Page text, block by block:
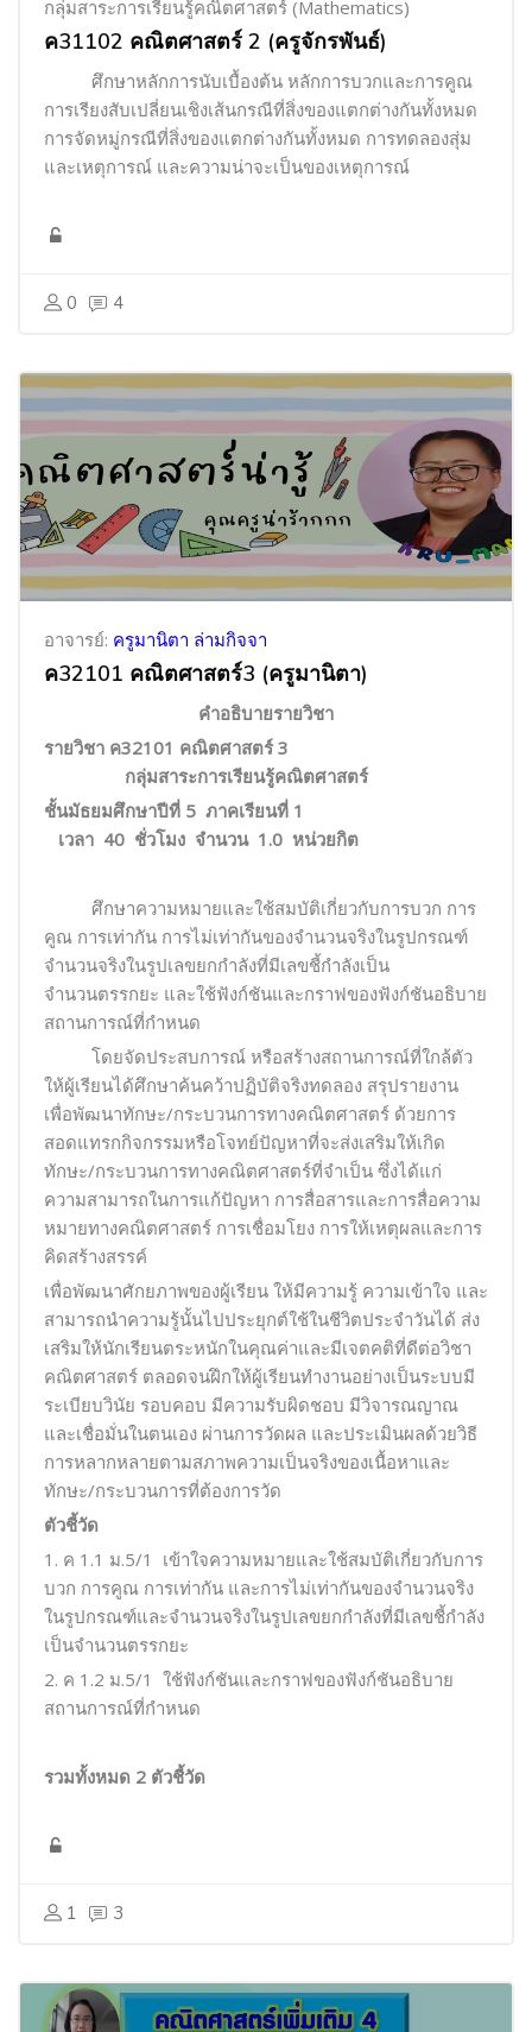
กลุ่มสาระการเรียนรู้คณิตศาสตร์ (Mathematics)
ค31102 คณิตศาสตร์ 2 (ครูจักรพันธ์)
ศึกษาหลักการนับเบื้องต้น หลักการบวกและการคูณ
การเรียงสับเปลี่ยนเชิงเส้นกรณีที่สิ่งของแตกต่างกันทั้งหมด
การจัดหมู่กรณีที่สิ่งของแตกต่างกันทั้งหมด การทดลองสุ่ม
และเหตุการณ์ และความน่าจะเป็นของเหตุการณ์
0 4
อาจารย์: ครูมานิตา ล่ามกิจจา
ค32101 คณิตศาสตร์3 (ครูมานิตา)
คำอธิบายรายวิชา
รายวิชา ค32101 คณิตศาสตร์3
กลุ่มสาระการเรียนรู้คณิตศาสตร์
ชั้นมัธยมศึกษาปีที่ 5 ภาคเรียนที่ 1
เวลา 40 ชั่วโมง จำนวน 1.0 หน่วยกิต
ศึกษาความหมายและใช้สมบัติเกี่ยวกับการบวก การ
คูณ การเท่ากัน การไม่เท่ากันของจำนวนจริงในรูปกรณฑ์
จำนวนจริงในรูปเลขยกกำลังที่มีเลขชี้กำลังเป็น
จำนวนตรรกยะ และใช้ฟังก์ชันและกราฟของฟังก์ชันอธิบาย
สถานการณ์ที่กำหนด
โดยจัดประสบการณ์ หรือสร้างสถานการณ์ที่ใกล้ตัว
ให้ผู้เรียนได้ศึกษาค้นคว้าปฏิบัติจริงทดลอง สรุปรายงาน
เพื่อพัฒนาทักษะ/กระบวนการทางคณิตศาสตร์ ด้วยการ
สอดแทรกกิจกรรมหรือโจทย์ปัญหาที่จะส่งเสริมให้เกิด
ทักษะ/กระบวนการทางคณิตศาสตร์ที่จำเป็น ซึ่งได้แก่
ความสามารถในการแก้ปัญหา การสื่อสารและการสื่อความ
หมายทางคณิตศาสตร์ การเชื่อมโยง การให้เหตุผลและการ
คิดสร้างสรรค์
เพื่อพัฒนาศักยภาพของผู้เรียน ให้มีความรู้ ความเข้าใจ และ
สามารถนำความรู้นั้นไปประยุกต์ใช้ในชีวิตประจำวันได้ ส่ง
เสริมให้นักเรียนตระหนักในคุณค่าและมีเจตคติที่ดีต่อวิชา
คณิตศาสตร์ ตลอดจนฝึกให้ผู้เรียนทำงานอย่างเป็นระบบมี
ระเบียบวินัย รอบคอบ มีความรับผิดชอบ มีวิจารณญาณ
และเชื่อมั่นในตนเอง ผ่านการวัดผล และประเมินผลด้วยวิธี
การหลากหลายตามสภาพความเป็นจริงของเนื้อหาและ
ทักษะ/กระบวนการที่ต้องการวัด
ตัวชี้วัด
1. ค 1.1 ม.5/1 เข้าใจความหมายและใช้สมบัติเกี่ยวกับการ
บวก การคูณ การเท่ากัน และการไม่เท่ากันของจำนวนจริง
ในรูปกรณฑ์และจำนวนจริงในรูปเลขยกกำลังที่มีเลขชี้กำลัง
เป็นจำนวนตรรกยะ
2. ค 1.2 ม.5/1 ใช้ฟังก์ชันและกราฟของฟังก์ชันอธิบาย
สถานการณ์ที่กำหนด
รวมทั้งหมด 2 ตัวชี้วัด
1 3